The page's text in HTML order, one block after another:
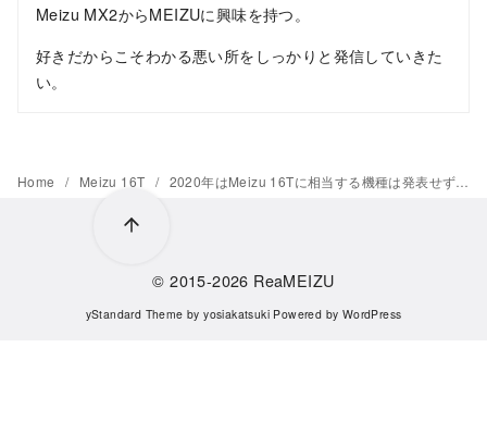
Meizu MX2からMEIZUに興味を持つ。
好きだからこそわかる悪い所をしっかりと発信していきた
い。
Home Meizu 16T 2020年はMeizu 16Tに相当する機種は発表せず、Meizu 17Tの存在を否定
© 2015-2026 ReaMEIZU
yStandard Theme byyosiakatsuki Powered by WordPress